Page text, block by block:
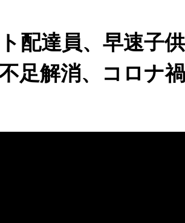
配達員、早速子
足解消、コロナ